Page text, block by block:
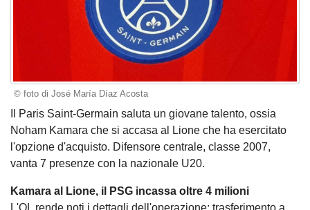
© foto di José María Díaz Acosta
Il Paris Saint-Germain saluta un giovane talento, ossia
Noham Kamara che si accasa al Lione che ha esercitato
l'opzione d'acquisto. Difensore centrale, classe 2007,
vanta 7 presenze con la nazionale U20.
Kamara al Lione, il PSG incassa oltre 4 milioni
L'OL rende noti i dettagli dell'operazione: trasferimento a